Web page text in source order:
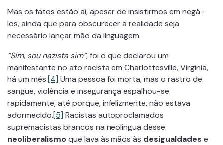
Mas os fatos estão aí, apesar de insistirmos em negá-
los, ainda que para obscurecer a realidade seja
necessário lançar mão da linguagem.
“Sim, sou nazista sim”, foi o que declarou um
manifestante no ato racista em Charlottesville, Virgínia,
há um mês.[4] Uma pessoa foi morta, mas o rastro de
sangue, violência e insegurança espalhou-se
rapidamente, até porque, infelizmente, não estava
adormecido.[5] Racistas autoproclamados
supremacistas brancos na neolíngua desse
neoliberalismoque lava às mãos às desigualdades e